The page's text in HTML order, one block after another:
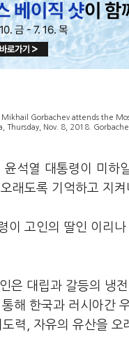
Mikhail Gorbachev attends the
Thursday, Nov. 8, 2018.
윤석열 대통령이 미
래도록 기억하고 지
이 고인의 딸인 이리
은 대립과 갈등의 냉
해 한국과 러시아간
력, 자유의 유산을